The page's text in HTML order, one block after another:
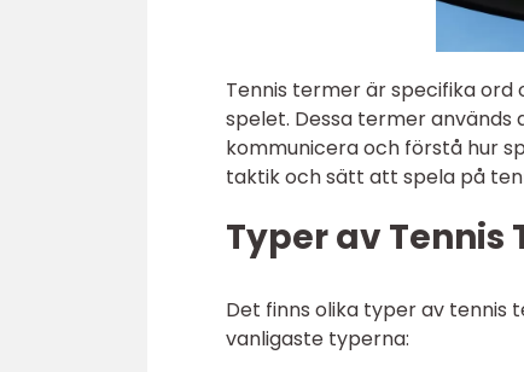
Tennis termer är specifika
spelet. Dessa termer
kommunicera och förstå hur
taktik och sätt att spela på
Typer av Tennis
Det finns olika typer av tennis
vanligaste typerna: